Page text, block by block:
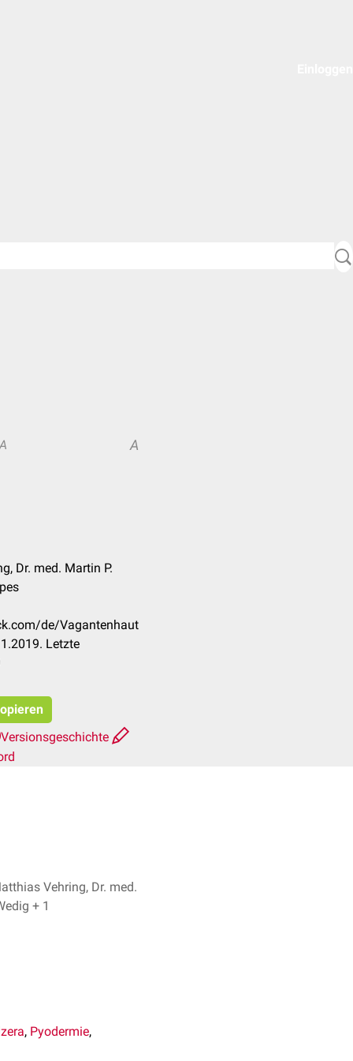
A A
Dr. med. Martin P.
de/Vagantenhaut
Letzte
Versionsgeschichte
Vehring, Dr. med.
Martin P. Wedig + 1
, Pyodermie,